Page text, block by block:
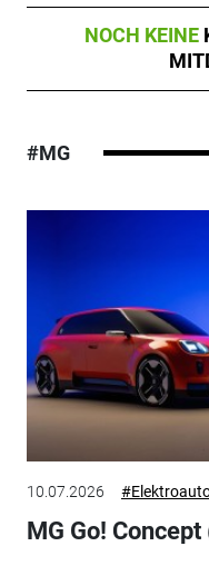
NOCH KEINE
#MG
10.07.2026
MG Go!